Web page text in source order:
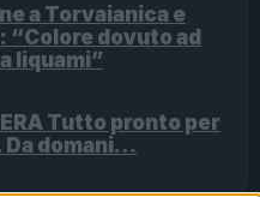
a Torvaianica e
“Colore dovuto ad
liquami”
Tutto pronto per
Da domani…